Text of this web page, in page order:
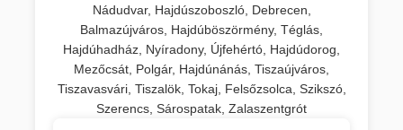
Nádudvar, Hajdúszoboszló, Debrecen,
Balmazújváros, Hajdúböszörmény, Téglás,
Hajdúhadház, Nyíradony, Újfehértó, Hajdúdorog,
Mezőcsát, Polgár, Hajdúnánás, Tiszaújváros,
Tiszavasvári, Tiszalök, Tokaj, Felsőzsolca, Szikszó,
Szerencs, Sárospatak, Zalaszentgrót